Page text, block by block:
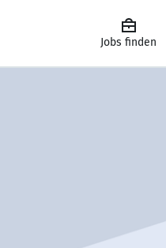
Jobs finden